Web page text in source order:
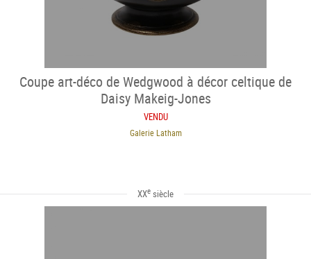
Coupe art-déco de Wedgwood à décor celtique de
Daisy Makeig-Jones
VENDU
Galerie Latham
XXe siècle